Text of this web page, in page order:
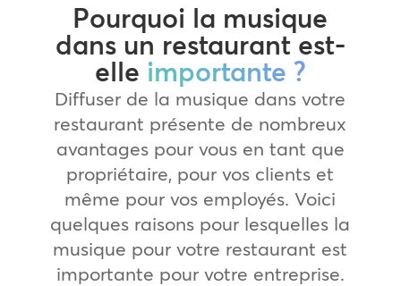
Pourquoi la musique
dans un restaurant est-
elle importante ?
Diffuser de la musique dans votre
restaurant présente de nombreux
avantages pour vous en tant que
propriétaire, pour vos clients et
même pour vos employés. Voici
quelques raisons pour lesquelles la
musique pour votre restaurant est
importante pour votre entreprise.